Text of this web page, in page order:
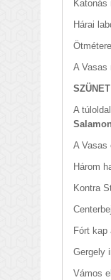
Hárai
A Vasas
SZÜNET
A
Salamon
A Vasas
Három
Kontra
Fórt
Gergely
Vámos